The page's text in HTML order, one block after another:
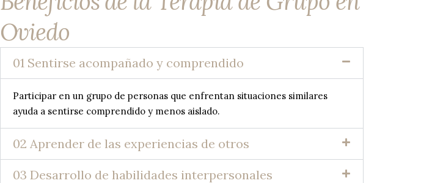
Oviedo
01 Sentirse acompañado y comprendido
Participar en un grupo de personas que enfrentan situaciones similares
ayuda a sentirse comprendido y menos aislado.
02 Aprender de las experiencias de otros
03 Desarrollo de habilidades interpersonales